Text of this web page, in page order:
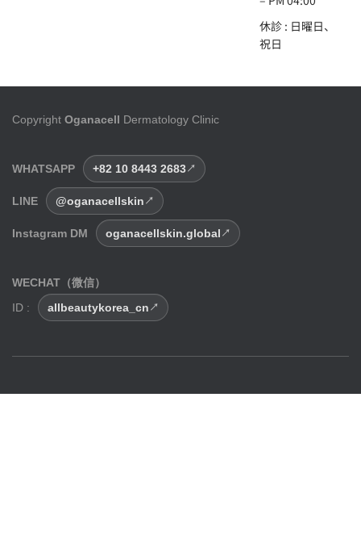
休診 : 日曜日、
祝日
Copyright Oganacell Dermatology Clinic
WHATSAPP +82 10 8443 2683
LINE @oganacellskin
Instagram DM oganacellskin.global
WECHAT（微信）
ID :
allbeautykorea_cn